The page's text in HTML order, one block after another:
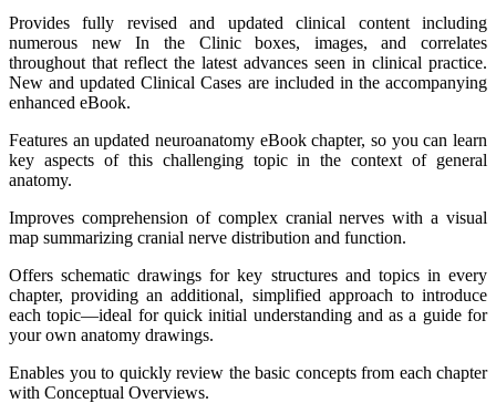
Provides fully revised and updated clinical content including
numerous new In the Clinic boxes, images, and correlates
throughout that reflect the latest advances seen in clinical practice.
New and updated Clinical Cases are included in the accompanying
enhanced eBook.
Features an updated neuroanatomy eBook chapter, so you can learn
key aspects of this challenging topic in the context of general
anatomy.
Improves comprehension of complex cranial nerves with a visual
map summarizing cranial nerve distribution and function.
Offers schematic drawings for key structures and topics in every
chapter, providing an additional, simplified approach to introduce
each topic―ideal for quick initial understanding and as a guide for
your own anatomy drawings.
Enables you to quickly review the basic concepts from each chapter
with Conceptual Overviews.